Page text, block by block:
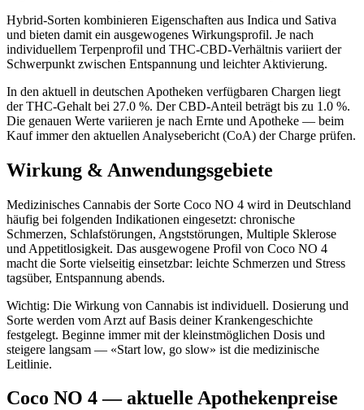
Hybrid-Sorten kombinieren Eigenschaften aus Indica und Sativa
und bieten damit ein ausgewogenes Wirkungsprofil. Je nach
individuellem Terpenprofil und THC-CBD-Verhältnis variiert der
Schwerpunkt zwischen Entspannung und leichter Aktivierung.
In den aktuell in deutschen Apotheken verfügbaren Chargen liegt
der THC-Gehalt bei 27.0 %. Der CBD-Anteil beträgt bis zu 1.0 %.
Die genauen Werte variieren je nach Ernte und Apotheke — beim
Kauf immer den aktuellen Analysebericht (CoA) der Charge prüfen.
Wirkung & Anwendungsgebiete
Medizinisches Cannabis der Sorte Coco NO 4 wird in Deutschland
häufig bei folgenden Indikationen eingesetzt: chronische
Schmerzen, Schlafstörungen, Angststörungen, Multiple Sklerose
und Appetitlosigkeit. Das ausgewogene Profil von Coco NO 4
macht die Sorte vielseitig einsetzbar: leichte Schmerzen und Stress
tagsüber, Entspannung abends.
Wichtig: Die Wirkung von Cannabis ist individuell. Dosierung und
Sorte werden vom Arzt auf Basis deiner Krankengeschichte
festgelegt. Beginne immer mit der kleinstmöglichen Dosis und
steigere langsam — «Start low, go slow» ist die medizinische
Leitlinie.
Coco NO 4 — aktuelle Apothekenpreise